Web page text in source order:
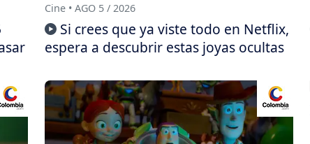
Cine • AGO 5 / 2026
Si crees que ya viste todo en Netflix,
espera a descubrir estas joyas ocultas